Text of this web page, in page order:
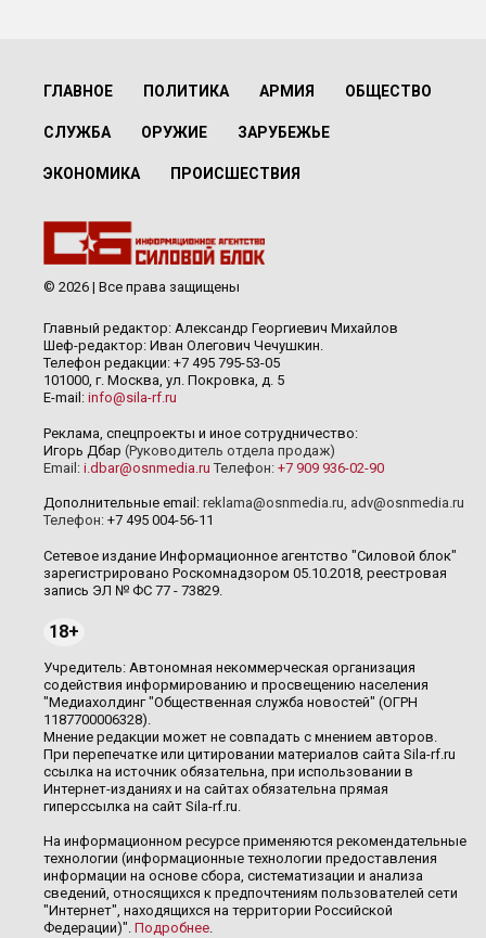
ГЛАВНОЕ ПОЛИТИКА АРМИЯ ОБЩЕСТВО
СЛУЖБА ОРУЖИЕ ЗАРУБЕЖЬЕ
ЭКОНОМИКА ПРОИСШЕСТВИЯ
© 2026 | Все права защищены
Главный редактор: Александр Георгиевич Михайлов
Шеф-редактор: Иван Олегович Чечушкин.
Телефон редакции: +7 495 795-53-05
101000, г. Москва, ул. Покровка, д. 5
E-mail: info@sila-rf.ru
Реклама, спецпроекты и иное сотрудничество:
Игорь Дбар (Руководитель отдела продаж)
Email: i.dbar@osnmedia.ru Телефон: +7 909 936-02-90
Дополнительные email: reklama@osnmedia.ru, adv@osnmedia.ru
Телефон: +7 495 004-56-11
Сетевое издание Информационное агентство "Силовой блок"
зарегистрировано Роскомнадзором 05.10.2018, реестровая
запись ЭЛ № ФС 77 - 73829.
18+
Учредитель: Автономная некоммерческая организация
содействия информированию и просвещению населения
"Медиахолдинг "Общественная служба новостей" (ОГРН
1187700006328).
Мнение редакции может не совпадать с мнением авторов.
При перепечатке или цитировании материалов сайта Sila-rf.ru
ссылка на источник обязательна, при использовании в
Интернет-изданиях и на сайтах обязательна прямая
гиперссылка на сайт Sila-rf.ru.
На информационном ресурсе применяются рекомендательные
технологии (информационные технологии предоставления
информации на основе сбора, систематизации и анализа
сведений, относящихся к предпочтениям пользователей сети
"Интернет", находящихся на территории Российской
Федерации)". Подробнее.